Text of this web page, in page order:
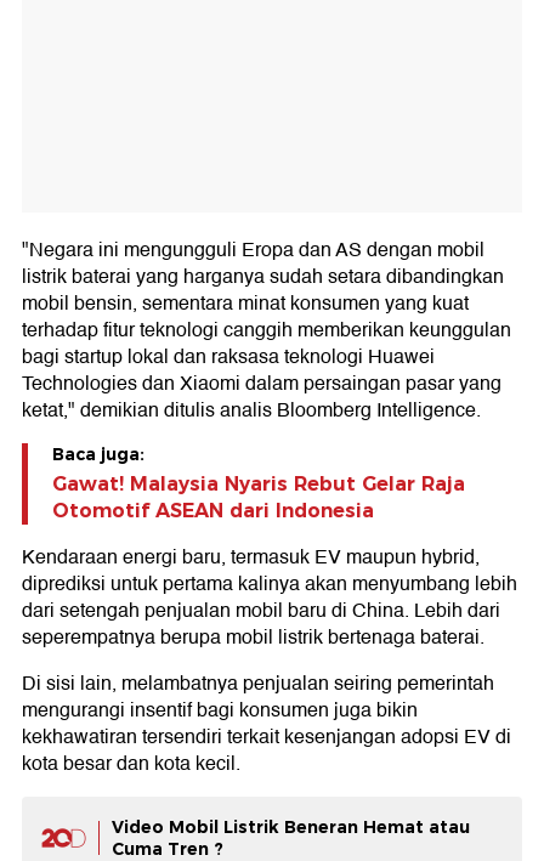
"Negara ini mengungguli Eropa dan AS dengan mobil
listrik baterai yang harganya sudah setara dibandingkan
mobil bensin, sementara minat konsumen yang kuat
terhadap fitur teknologi canggih memberikan keunggulan
bagi startup lokal dan raksasa teknologi Huawei
Technologies dan Xiaomi dalam persaingan pasar yang
ketat," demikian ditulis analis Bloomberg Intelligence.
Baca juga:
Gawat! Malaysia Nyaris Rebut Gelar Raja
Otomotif ASEAN dari Indonesia
Kendaraan energi baru, termasuk EV maupun hybrid,
diprediksi untuk pertama kalinya akan menyumbang lebih
dari setengah penjualan mobil baru di China. Lebih dari
seperempatnya berupa mobil listrik bertenaga baterai.
Di sisi lain, melambatnya penjualan seiring pemerintah
mengurangi insentif bagi konsumen juga bikin
kekhawatiran tersendiri terkait kesenjangan adopsi EV di
kota besar dan kota kecil.
Video Mobil Listrik Beneran Hemat atau
Cuma Tren ?